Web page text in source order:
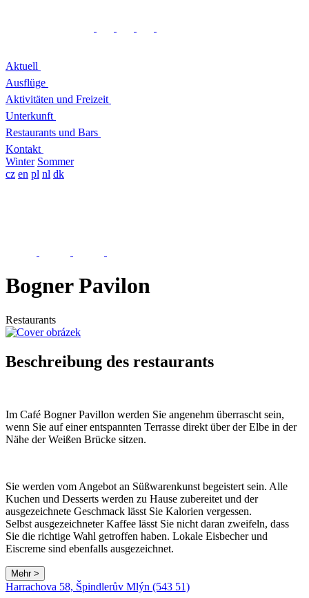
Aktuell
Ausflüge
Aktivitäten und Freizeit
Unterkunft
Restaurants und Bars
Kontakt
Winter Sommer
cz en pl nl dk
Bogner Pavilon
Restaurants
Beschreibung des restaurants
Im Café Bogner Pavillon werden Sie angenehm überrascht sein,
wenn Sie auf einer entspannten Terrasse direkt über der Elbe in der
Nähe der Weißen Brücke sitzen.
Sie werden vom Angebot an Süßwarenkunst begeistert sein. Alle
Kuchen und Desserts werden zu Hause zubereitet und der
ausgezeichnete Geschmack lässt Sie Kalorien vergessen.
Selbst ausgezeichneter Kaffee lässt Sie nicht daran zweifeln, dass
Sie die richtige Wahl getroffen haben. Lokale Eisbecher und
Eiscreme sind ebenfalls ausgezeichnet.
Mehr >
Harrachova 58, Špindlerův Mlýn (543 51)